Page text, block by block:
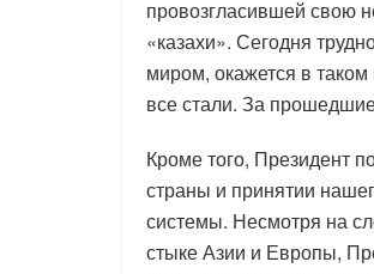
провозгласившей свою
«казахи». Сегодня
миром, окажется в
все стали. За
Кроме того, Президент
страны и принятии
системы. Несмотря на
стыке Азии и Европы,